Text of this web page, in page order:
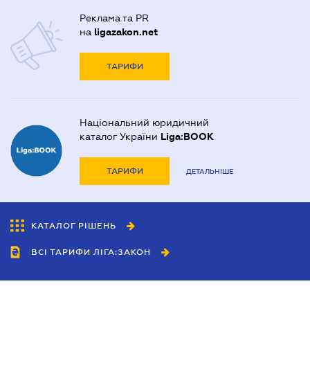
Реклама та PR
на ligazakon.net
ТАРИФИ
Національний юридичний
каталог України Liga:BOOK
ТАРИФИ ДЕТАЛЬНІШЕ
КАТАЛОГ РІШЕНЬ
ВСІ ТАРИФИ ЛІГА:ЗАКОН